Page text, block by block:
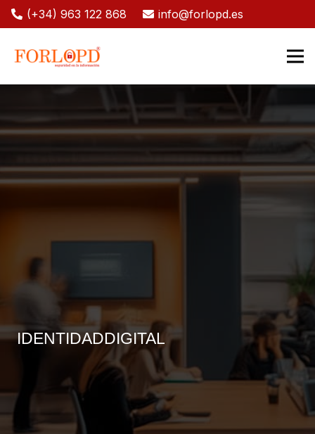
(+34) 963 122 868 info@forlopd.es
IDENTIDADDIGITAL